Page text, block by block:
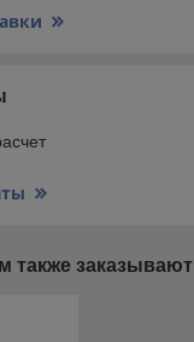
также заказывают